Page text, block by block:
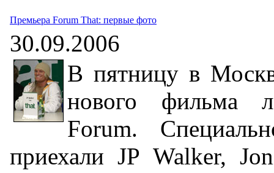
Премьера Forum That: первые фото
30.09.2006
В пятницу в
нового фильма
Forum.
приехали JP Walker,